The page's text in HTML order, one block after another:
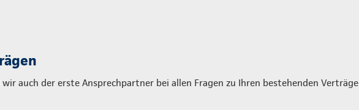
auch der erste Ansprechpartner bei allen Fragen zu Ihren bestehenden